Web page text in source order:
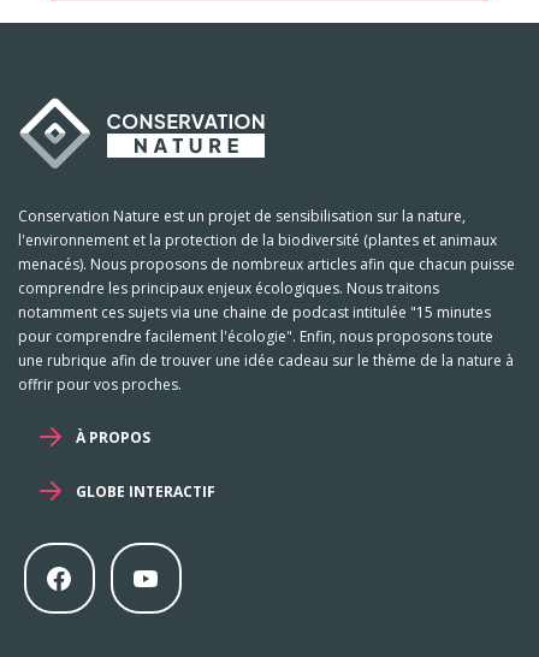
Conservation Nature est un projet de sensibilisation sur la nature,
l'environnement et la protection de la biodiversité (plantes et animaux
menacés). Nous proposons de nombreux articles afin que chacun puisse
comprendre les principaux enjeux écologiques. Nous traitons
notamment ces sujets via une chaine de podcast intitulée "15 minutes
pour comprendre facilement l'écologie". Enfin, nous proposons toute
une rubrique afin de trouver une idée cadeau sur le thème de la nature à
offrir pour vos proches.
À PROPOS
GLOBE INTERACTIF